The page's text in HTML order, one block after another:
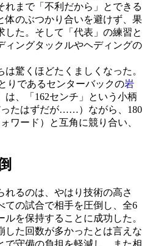
れまで「不利だから」とできる
体のぶつかり合いを避けず、果
た。そして「代表」の練習と
ィングタックルやヘディングの
驚くほどたくましくなった。
りであるセンターバックの岩
は、「162センチ」という小柄
ったはずだが……）ながら、180
ワード）と互角に競り合い、
るのは、やはり技術の高さ
ての試合で相手を圧倒し、全6
を保持することに成功した。
した回数が多かったとは言えな
で守備の負担を軽減し、また相